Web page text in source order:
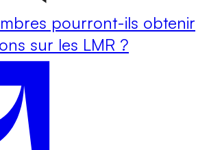
pourront-ils obtenir
sur les LMR ?